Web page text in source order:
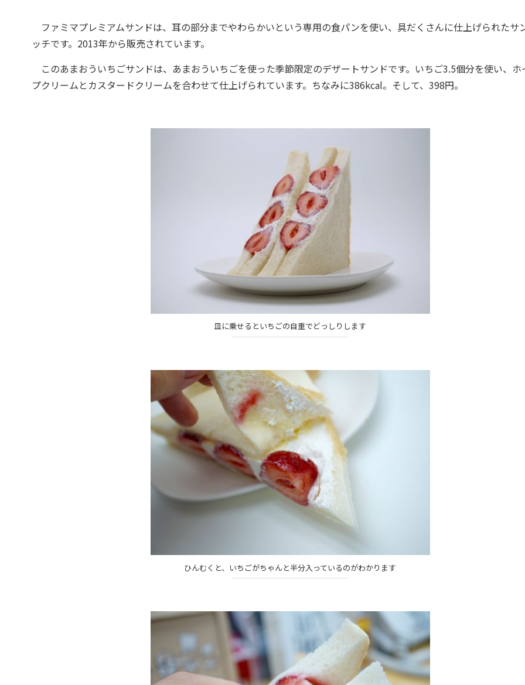
ファミマプレミアムサンドは、耳の部分までやわらかいという専用の食パンを使い、具だくさんに仕上げられたサ
ッチです。2013年から販売されています。
このあまおういちごサンドは、あまおういちごを使った季節限定のデザートサンドです。いちご3.5個分を使い、ホ
プクリームとカスタードクリームを合わせて仕上げられています。ちなみに386kcal。そして、398円。
皿に乗せるといちごの自重でどっしりします
ひんむくと、いちごがちゃんと半分入っているのがわかります